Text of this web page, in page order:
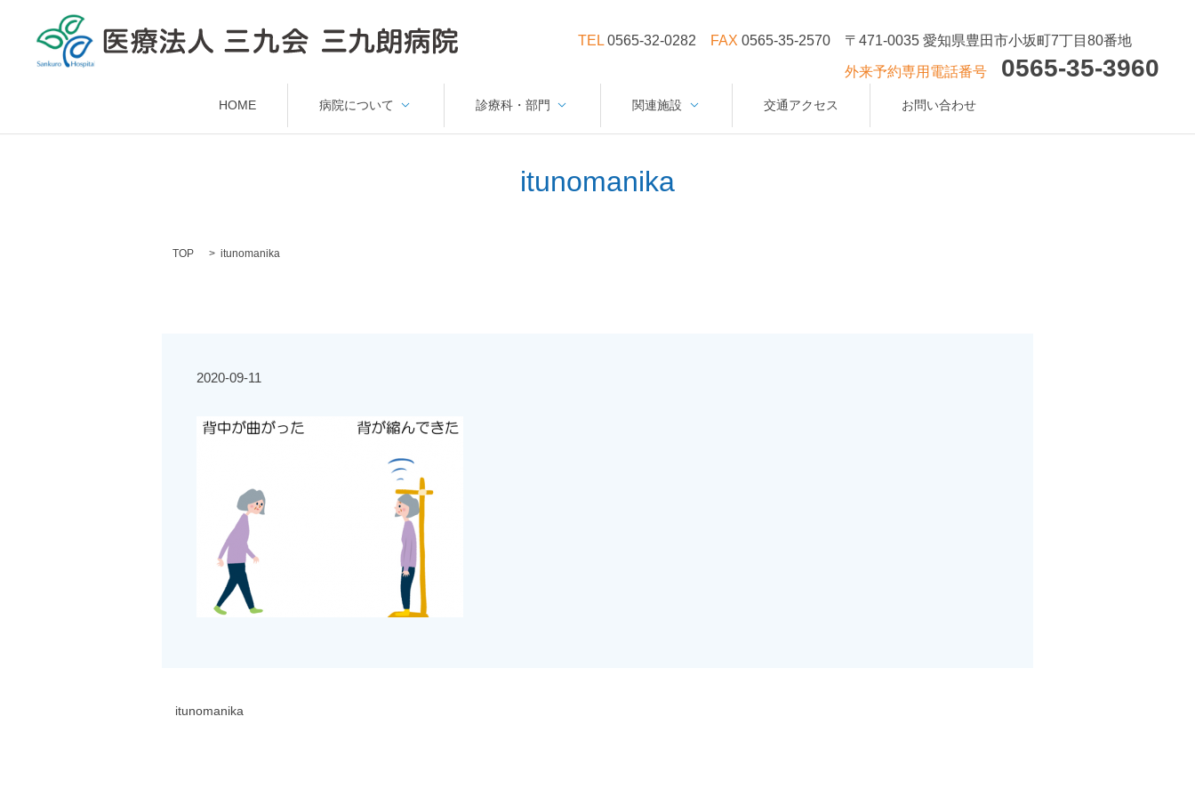
〒471-0035 愛知県豊田市小坂町7丁目80番地
外来予約専用電話番号 0565-35-3960
TEL 0565-32-0282 FAX 0565-35-2570
HOME 病院について 診療科・部門 関連施設 交通アクセス お問い合わせ
itunomanika
TOP itunomanika
2020-09-11
itunomanika